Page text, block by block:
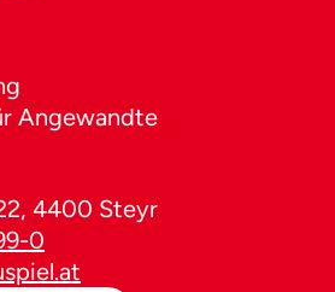
Angewandte
4400 Steyr
0